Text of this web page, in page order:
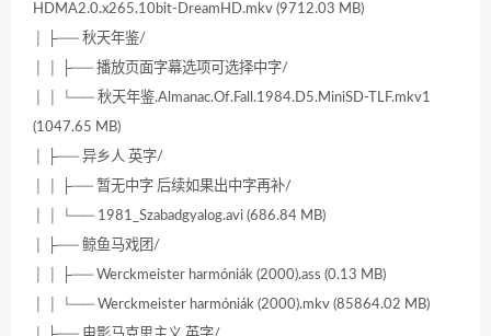
HDMA2.0.x265.10bit-DreamHD.mkv (9712.03 MB)
│ ├── 秋天年鉴/
│ │ ├── 播放页面字幕选项可选择中字/
│ │ └── 秋天年鉴.Almanac.Of.Fall.1984.D5.MiniSD-TLF.mkv1
(1047.65 MB)
│ ├── 异乡人 英字/
│ │ ├── 暂无中字 后续如果出中字再补/
│ │ └── 1981_Szabadgyalog.avi (686.84 MB)
│ ├── 鲸鱼马戏团/
│ │ ├── Werckmeister harmóniák (2000).ass (0.13 MB)
│ │ └── Werckmeister harmóniák (2000).mkv (85864.02 MB)